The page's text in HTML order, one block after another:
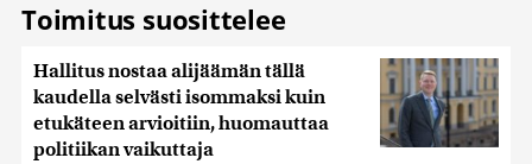
Toimitus suosittelee
Hallitus nostaa alijäämän tällä
kaudella selvästi isommaksi kuin
etukäteen arvioitiin, huomauttaa
politiikan vaikuttaja